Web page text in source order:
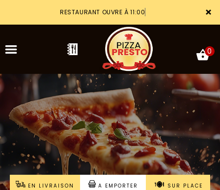
×
RESTAURANT OUVRE À 11:00
ACCUEIL
LA CARTE
VOTRE COMPTE
NOTRE RESTAURANT
0
EN LIVRAISON A EMPORTER SUR PLACE